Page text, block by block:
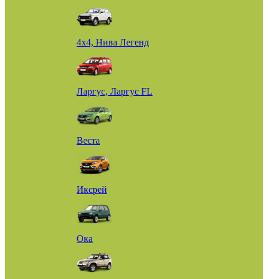
4х4, Нива Легенд
Ларгус, Ларгус FL
Веста
Иксрей
Ока